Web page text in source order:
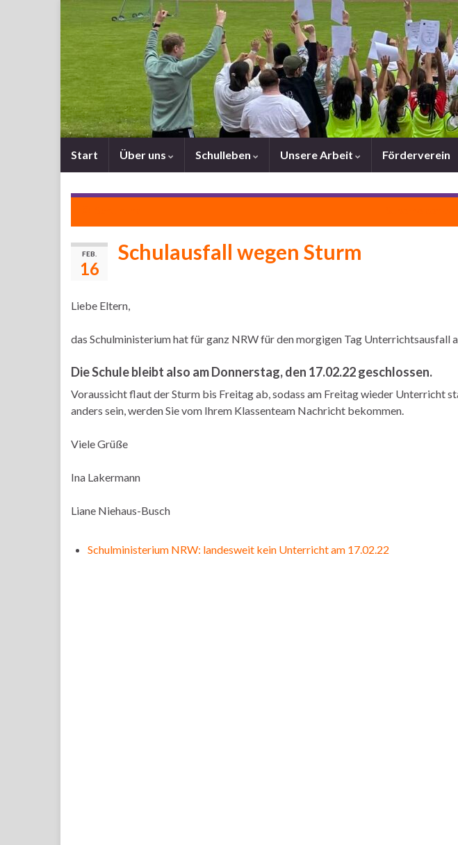
Start Über uns Schulleben Unsere Arbeit Förderverein
FEB.
16
Schulausfall wegen Sturm
Liebe Eltern,
das Schulministerium hat für ganz NRW für den morgigen Tag Unterrichtsausfall
Die Schule bleibt also am Donnerstag, den 17.02.22 geschlossen.
Voraussicht flaut der Sturm bis Freitag ab, sodass am Freitag wieder Unterricht
anders sein, werden Sie vom Ihrem Klassenteam Nachricht bekommen.
Viele Grüße
Ina Lakermann
Liane Niehaus-Busch
Schulministerium NRW: landesweit kein Unterricht am 17.02.22